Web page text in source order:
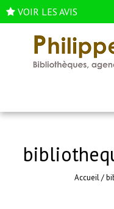
VOIR LES AVIS
Accueil/